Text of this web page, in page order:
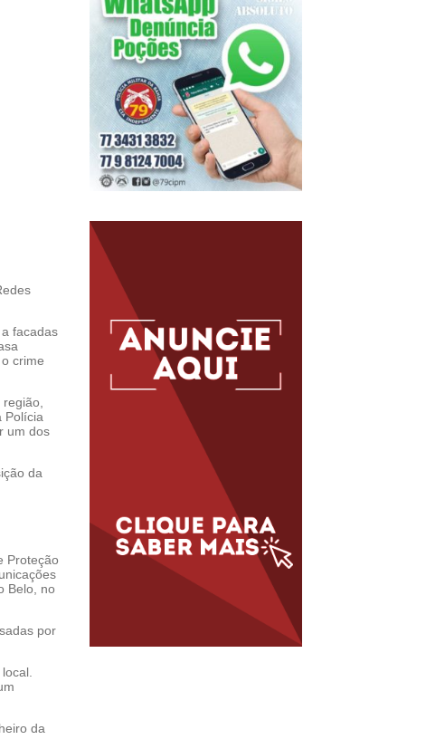
facadas
crime
Polícia
um dos
da
Proteção
Belo, no
por
da